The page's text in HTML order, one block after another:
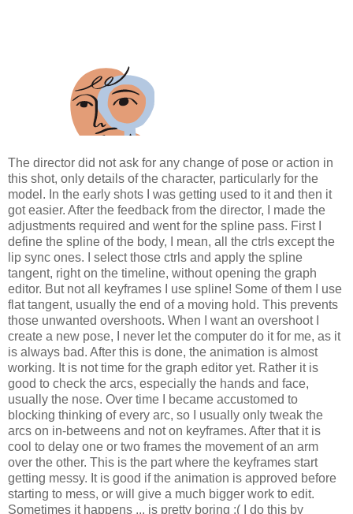
The director did not ask for any change of pose or action in
this shot, only details of the character, particularly for the
model. In the early shots I was getting used to it and then it
got easier. After the feedback from the director, I made the
adjustments required and went for the spline pass. First I
define the spline of the body, I mean, all the ctrls except the
lip sync ones. I select those ctrls and apply the spline
tangent, right on the timeline, without opening the graph
editor. But not all keyframes I use spline! Some of them I use
flat tangent, usually the end of a moving hold. This prevents
those unwanted overshoots. When I want an overshoot I
create a new pose, I never let the computer do it for me, as it
is always bad. After this is done, the animation is almost
working. It is not time for the graph editor yet. Rather it is
good to check the arcs, especially the hands and face,
usually the nose. Over time I became accustomed to
blocking thinking of every arc, so I usually only tweak the
arcs on in-betweens and not on keyframes. After that it is
cool to delay one or two frames the movement of an arm
over the other. This is the part where the keyframes start
getting messy. It is good if the animation is approved before
starting to mess, or will give a much bigger work to edit.
Sometimes it happens ... is pretty boring :( I do this by